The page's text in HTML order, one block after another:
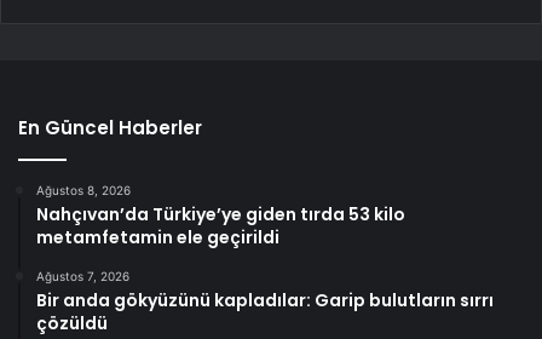
En Güncel Haberler
Ağustos 8, 2026
Nahçıvan’da Türkiye’ye giden tırda 53 kilo
metamfetamin ele geçirildi
Ağustos 7, 2026
Bir anda gökyüzünü kapladılar: Garip bulutların sırrı
çözüldü